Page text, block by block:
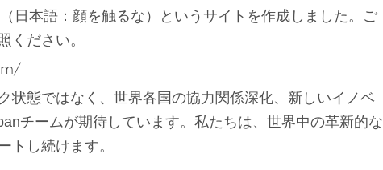
日本語：顔を触るな）というサイトを作成しました。ご
ください。
状態ではなく、世界各国の協力関係深化、新しいイノベ
チームが期待しています。私たちは、世界中の革新的な
トし続けます。